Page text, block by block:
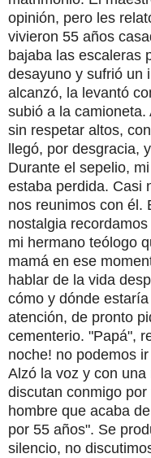
opinión, pero les
vivieron 55 años
bajaba las escaleras
desayuno y sufrió un
alcanzó, la levantó
subió a la camioneta.
sin respetar altos,
llegó, por desgracia,
Durante el sepelio,
estaba perdida. Casi
nos reunimos con él.
nostalgia
mi hermano teólogo
mamá en ese
hablar de la vida
cómo y dónde
atención, de pronto
cementerio. "Papá",
noche! no podemos
Alzó la voz y con
discutan conmigo por
hombre que acaba
por 55 años". Se
silencio, no